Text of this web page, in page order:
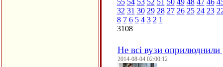
55 54 53 52 51 50 49 48 47 46
32 31 30 29 28 27 26 25 24 23
8 7 6 5 4 3 2 1
3108
Не всі вузи оприлюднили
2014-08-04 02:00:12